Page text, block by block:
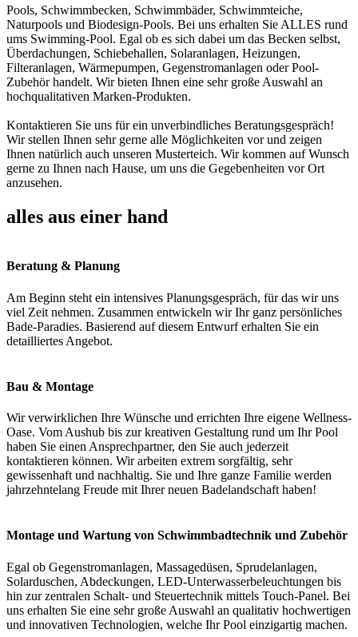
Pools, Schwimmbecken, Schwimmbäder, Schwimmteiche,
Naturpools und Biodesign-Pools. Bei uns erhalten Sie ALLES rund
ums Swimming-Pool. Egal ob es sich dabei um das Becken selbst,
Überdachungen, Schiebehallen, Solaranlagen, Heizungen,
Filteranlagen, Wärmepumpen, Gegenstromanlagen oder Pool-
Zubehör handelt. Wir bieten Ihnen eine sehr große Auswahl an
hochqualitativen Marken-Produkten.
Kontaktieren Sie uns für ein unverbindliches Beratungsgespräch!
Wir stellen Ihnen sehr gerne alle Möglichkeiten vor und zeigen
Ihnen natürlich auch unseren Musterteich. Wir kommen auf Wunsch
gerne zu Ihnen nach Hause, um uns die Gegebenheiten vor Ort
anzusehen.
alles aus einer hand
Beratung & Planung
Am Beginn steht ein intensives Planungsgespräch, für das wir uns
viel Zeit nehmen. Zusammen entwickeln wir Ihr ganz persönliches
Bade-Paradies. Basierend auf diesem Entwurf erhalten Sie ein
detailliertes Angebot.
Bau & Montage
Wir verwirklichen Ihre Wünsche und errichten Ihre eigene Wellness-
Oase. Vom Aushub bis zur kreativen Gestaltung rund um Ihr Pool
haben Sie einen Ansprechpartner, den Sie auch jederzeit
kontaktieren können. Wir arbeiten extrem sorgfältig, sehr
gewissenhaft und nachhaltig. Sie und Ihre ganze Familie werden
jahrzehntelang Freude mit Ihrer neuen Badelandschaft haben!
Montage und Wartung von Schwimmbadtechnik und Zubehör
Egal ob Gegenstromanlagen, Massagedüsen, Sprudelanlagen,
Solarduschen, Abdeckungen, LED-Unterwasserbeleuchtungen bis
hin zur zentralen Schalt- und Steuertechnik mittels Touch-Panel. Bei
uns erhalten Sie eine sehr große Auswahl an qualitativ hochwertigen
und innovativen Technologien, welche Ihr Pool einzigartig machen.